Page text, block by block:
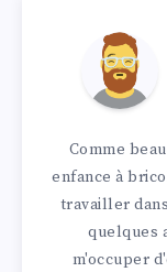
Comme
enfance à
travailler
quelques
m'occuper